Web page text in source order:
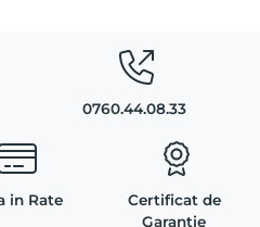
0760.44.08.33
in Rate
Certificat de
Garantie